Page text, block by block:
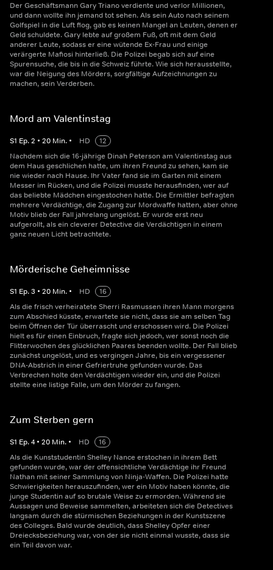
Der Geschäftsmann Gary Triano verdiente und verlor Millionen,
und dann wollte ihn jemand tot sehen. Als sein Auto nach seinem
Golfspiel in die Luft flog, gab es keinen Mangel an Leuten, denen er
Geld schuldete. Gary lebte auf großem Fuß, oft mit dem Geld
anderer Leute, sodass er eine wütende Ex-Frau und einige
verärgerte Mafiosi hinterließ. Die Polizei begab sich auf eine
Spurensuche, die bis in die Schweiz führte. Wie sich herausstellte,
war die Neigung des Mörders, sorgfältige Aufzeichnungen zu
machen, sein Verderben.
Mord am Valentinstag
S1 Ep.2 • 20 Min. • HD
12
Nachdem sich die 16-jährige Dinah Peterson am Valentinstag aus
dem Haus geschlichen hatte, um ihren Freund zu sehen, kam sie
nie wieder nach Hause. Ihr Vater fand sie im Garten mit einem
Messer im Rücken, und die Polizei musste herausfinden, wer auf
das beliebte Mädchen eingestochen hatte. Die Ermittler befragten
mehrere Verdächtige, die Zugang zur Mordwaffe hatten, aber ohne
Motiv blieb der Fall jahrelang ungelöst. Er wurde erst neu
aufgerollt, als ein cleverer Detective die Verdächtigen in einem
ganz neuen Licht betrachtete.
Mörderische Geheimnisse
S1 Ep.3 • 20 Min. • HD
16
Als die frisch verheiratete Sherri Rasmussen ihren Mann morgens
zum Abschied küsste, erwartete sie nicht, dass sie am selben Tag
beim Öffnen der Tür überrascht und erschossen wird. Die Polizei
hielt es für einen Einbruch, fragte sich jedoch, wer sonst noch die
Flitterwochen des glücklichen Paares beenden wollte. Der Fall blieb
zunächst ungelöst, und es vergingen Jahre, bis ein vergessener
DNA-Abstrich in einer Gefriertruhe gefunden wurde. Das
Verbrechen holte den Verdächtigen wieder ein, und die Polizei
stellte eine listige Falle, um den Mörder zu fangen.
Zum Sterben gern
S1 Ep.4 • 20 Min. • HD
16
Als die Kunststudentin Shelley Nance erstochen in ihrem Bett
gefunden wurde, war der offensichtliche Verdächtige ihr Freund
Nathan mit seiner Sammlung von Ninja-Waffen. Die Polizei hatte
Schwierigkeiten herauszufinden, wer ein Motiv haben könnte, die
junge Studentin auf so brutale Weise zu ermorden. Während sie
Aussagen und Beweise sammelten, arbeiteten sich die Detectives
langsam durch die stürmischen Beziehungen in der Kunstszene
des Colleges. Bald wurde deutlich, dass Shelley Opfer einer
Dreiecksbeziehung war, von der sie nicht einmal wusste, dass sie
ein Teil davon war.